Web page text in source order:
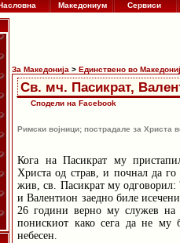
Македониум Сервиси
За Македонија > Единствено во
Св. мч. Пасикрат,
Сподели на Facebook
Римски војници; пострадале за Христа
Кога на Пасикрат му
Христа од страв, и почнал да го
жив, св. Пасикрат му
и Валентион заедно биле
26 години верно му служев на
понискиот како сега да не му
небесен.